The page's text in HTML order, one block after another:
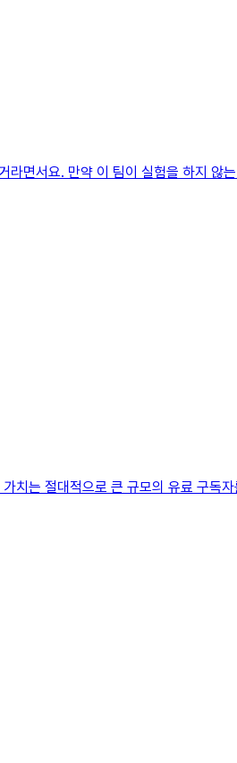
면서요. 만약 이 팀이 실험을 하지
치는 절대적으로 큰 규모의 유료 구